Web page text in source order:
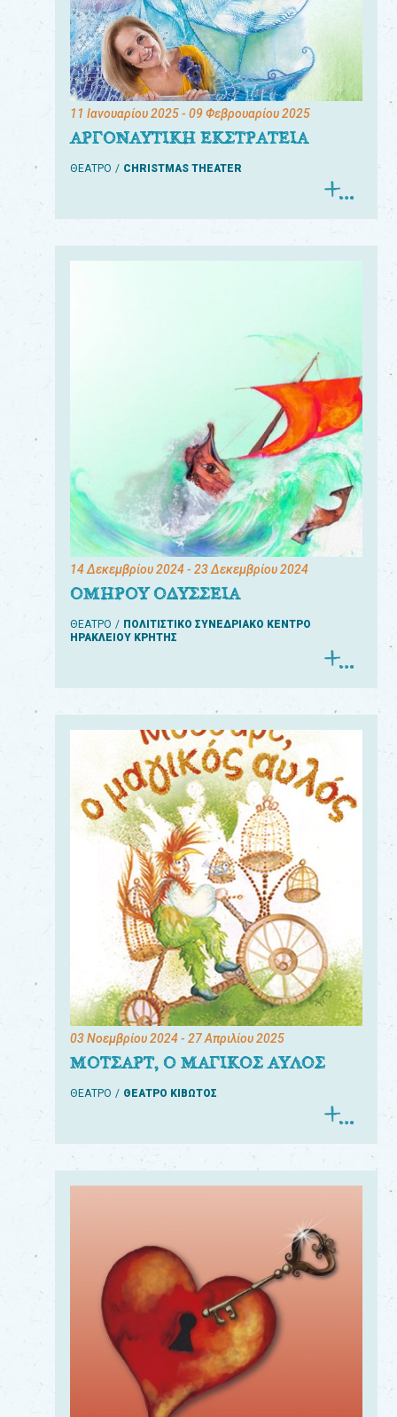
11 Ιανουαρίου 2025- 09 Φεβρουαρίου 2025
ΑΡΓΟΝΑΥΤΙΚΗ ΕΚΣΤΡΑΤΕΙΑ
ΘΕΑΤΡΟ CHRISTMAS THEATER
14 Δεκεμβρίου 2024- 23 Δεκεμβρίου 2024
ΟΜΗΡΟΥ ΟΔΥΣΣΕΙΑ
ΘΕΑΤΡΟ
ΠΟΛΙΤΙΣΤΙΚΟ ΣΥΝΕΔΡΙΑΚΟ ΚΕΝΤΡΟ
ΗΡΑΚΛΕΙΟΥ ΚΡΗΤΗΣ
03 Νοεμβρίου 2024- 27 Απριλίου 2025
ΜΟΤΣΑΡΤ, Ο ΜΑΓΙΚΟΣ ΑΥΛΟΣ
ΘΕΑΤΡΟ ΘΕΑΤΡΟ ΚΙΒΩΤΟΣ